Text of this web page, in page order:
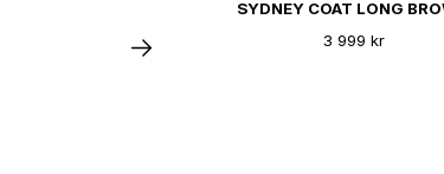
SYDNEY COAT LONG
3 999 kr